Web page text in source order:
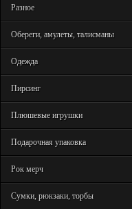
Разное
Обереги, амулеты, талисманы
Одежда
Пирсинг
Плюшевые игрушки
Подарочная упаковка
Рок мерч
Сумки, рюкзаки, торбы